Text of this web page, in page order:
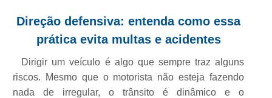
Trabalhe
Conosco
Direção defensiva: entenda como essa
prática evita multas e acidentes
Dirigir um veículo é algo que sempre traz alguns
riscos. Mesmo que o motorista não esteja fazendo
nada de irregular, o trânsito é dinâmico e o